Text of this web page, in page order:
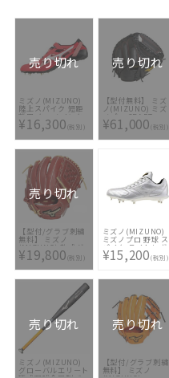
売り切れ
ミズノ(MIZUNO)
陸上スパイク 短距
離用 クロノインク
ス9 U1GA210073
¥16,300(税別)
売り切れ
【型付無料】 ミズ
ノ(MIZUNO) ミズ
ノプロ CRAFT
Edition 硬式用 キ
ャッチャーミット
BSSショップ限定
¥61,000(税別)
売り切れ
【型付/グラブ刺繍
無料】 ミズノ
(MIZUNO) 軟式グ
ラブ グローバルエ
リート SELECT オ
ールラウンド用
1AJGR34400-6680
[ 型付け無料 軟式グ
ラブ刺繍1ヶ所無料
¥19,800(税別)
ミズノ(MIZUNO)
ミズノプロ 野球 ス
パイク ライトレボ
プロ2 Ltd
11GM264001
¥15,200(税別)
売り切れ
ミズノ(MIZUNO)
グローバルエリート
売り切れ
【型付/グラブ刺繍
無料】 ミズノ